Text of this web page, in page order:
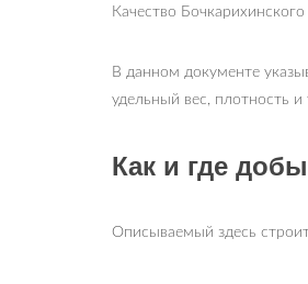
Качество
В данном документе
удельный вес, плотность и
Как и где
Описываемый здесь